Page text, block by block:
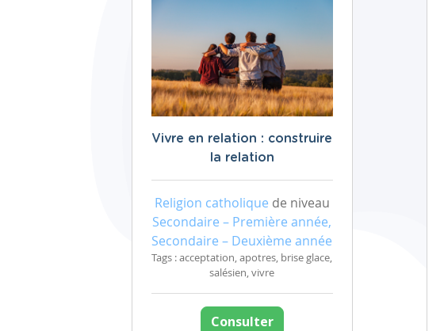
Vivre en relation : construire
la relation
Religion catholique de niveau
Secondaire – Première année,
Secondaire – Deuxième année
Tags : acceptation, apotres, brise glace,
salésien, vivre
Consulter